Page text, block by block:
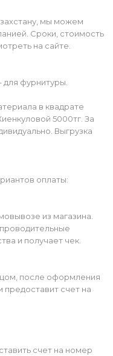
мы можем
Сроки, стоимость
на сайте.
для фурнитуры.
в квадрате
5000тг. За
Выгрузка
оплаты:
из магазина.
и получает чек.
после оформления
счет на
счет на номер